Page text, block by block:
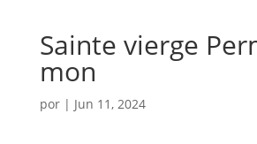
Sainte vierge
mon
por | Jun 11, 2024